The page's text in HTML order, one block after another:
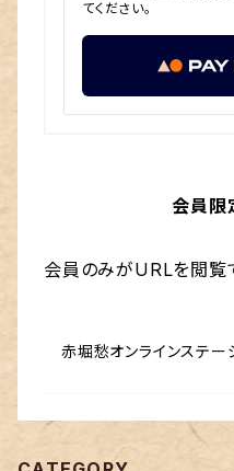
てください。
会員限
会員のみがURLを閲覧
赤堀愁オンラインステー